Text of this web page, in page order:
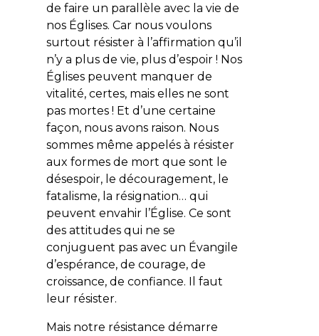
de faire un parallèle avec la vie de
nos Églises. Car nous voulons
surtout résister à l’affirmation qu’il
n’y a plus de vie, plus d’espoir ! Nos
Églises peuvent manquer de
vitalité, certes, mais elles ne sont
pas mortes ! Et d’une certaine
façon, nous avons raison. Nous
sommes même appelés à résister
aux formes de mort que sont le
désespoir, le découragement, le
fatalisme, la résignation… qui
peuvent envahir l’Église. Ce sont
des attitudes qui ne se
conjuguent pas avec un Évangile
d’espérance, de courage, de
croissance, de confiance. Il faut
leur résister.
Mais notre résistance démarre